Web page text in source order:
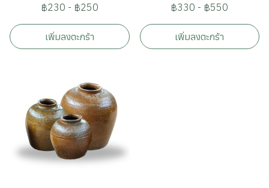
฿230 - ฿250
เพิ่มลงตะกร้า
฿330 - ฿550
เพิ่มลงตะกร้า